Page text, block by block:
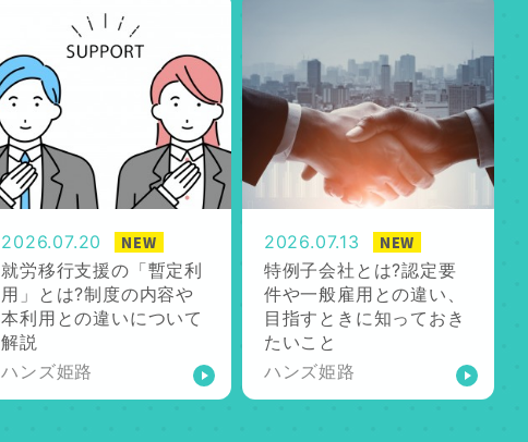
2026.07.20 NEW
就労移行支援の「暫定利
用」とは?制度の内容や
本利用との違いについて
解説
ハンズ姫路
2026.07.13 NEW
特例子会社とは?認定要
件や一般雇用との違い、
目指すときに知っておき
たいこと
ハンズ姫路